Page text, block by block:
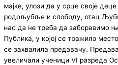
мајке, улози да у срце своје
родољубље и слободу, отац
нас да не треба да заборавимо
Публика, у којој се тражило
се захвалила предавачу.
увеличали ученици VI разреда